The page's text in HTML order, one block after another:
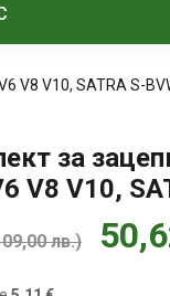
V8 V10, SATRA S-
за
V8 V10,
лв.)